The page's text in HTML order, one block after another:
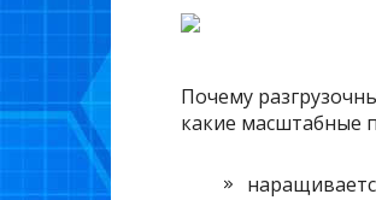
Почему
какие масштабные